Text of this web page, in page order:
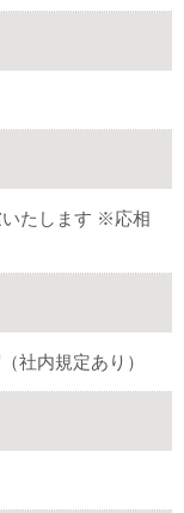
いたします ※応相
社内規定あり）